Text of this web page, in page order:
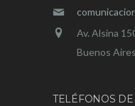
Av. Alsina
Buenos
TELÉFONOS